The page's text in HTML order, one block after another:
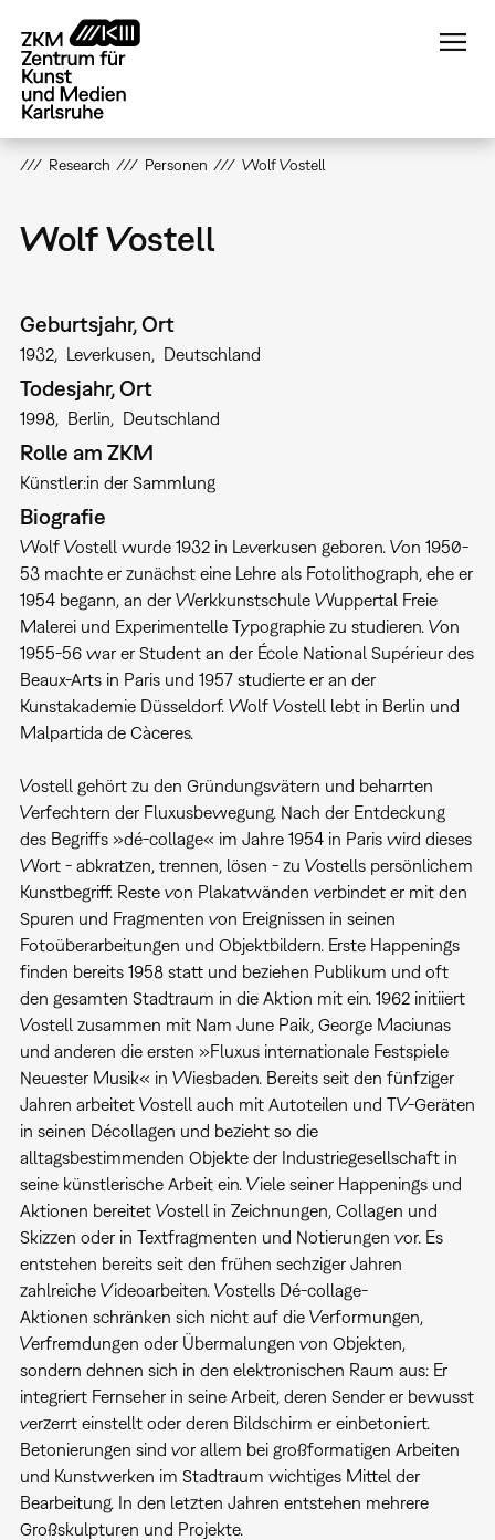
zum
Inhalt
Research Personen Wolf Vostell
Wolf Vostell
Geburtsjahr, Ort
1932 Leverkusen Deutschland
Todesjahr, Ort
1998 Berlin Deutschland
Rolle am ZKM
Künstler:in der Sammlung
Biografie
Wolf Vostell wurde 1932 in Leverkusen geboren. Von 1950-
53 machte er zunächst eine Lehre als Fotolithograph, ehe er
1954 begann, an der Werkkunstschule Wuppertal Freie
Malerei und Experimentelle Typographie zu studieren. Von
1955-56 war er Student an der École National Supérieur des
Beaux-Arts in Paris und 1957 studierte er an der
Kunstakademie Düsseldorf. Wolf Vostell lebt in Berlin und
Malpartida de Càceres.
Vostell gehört zu den Gründungsvätern und beharrten
Verfechtern der Fluxusbewegung. Nach der Entdeckung
des Begriffs »dé-collage« im Jahre 1954 in Paris wird dieses
Wort - abkratzen, trennen, lösen - zu Vostells persönlichem
Kunstbegriff. Reste von Plakatwänden verbindet er mit den
Spuren und Fragmenten von Ereignissen in seinen
Fotoüberarbeitungen und Objektbildern. Erste Happenings
finden bereits 1958 statt und beziehen Publikum und oft
den gesamten Stadtraum in die Aktion mit ein. 1962 initiiert
Vostell zusammen mit Nam June Paik, George Maciunas
und anderen die ersten »Fluxus internationale Festspiele
Neuester Musik« in Wiesbaden. Bereits seit den fünfziger
Jahren arbeitet Vostell auch mit Autoteilen und TV-Geräten
in seinen Décollagen und bezieht so die
alltagsbestimmenden Objekte der Industriegesellschaft in
seine künstlerische Arbeit ein. Viele seiner Happenings und
Aktionen bereitet Vostell in Zeichnungen, Collagen und
Skizzen oder in Textfragmenten und Notierungen vor. Es
entstehen bereits seit den frühen sechziger Jahren
zahlreiche Videoarbeiten. Vostells Dé-collage-
Aktionen schränken sich nicht auf die Verformungen,
Verfremdungen oder Übermalungen von Objekten,
sondern dehnen sich in den elektronischen Raum aus: Er
integriert Fernseher in seine Arbeit, deren Sender er bewusst
verzerrt einstellt oder deren Bildschirm er einbetoniert.
Betonierungen sind vor allem bei großformatigen Arbeiten
und Kunstwerken im Stadtraum wichtiges Mittel der
Bearbeitung. In den letzten Jahren entstehen mehrere
Großskulpturen und Projekte.